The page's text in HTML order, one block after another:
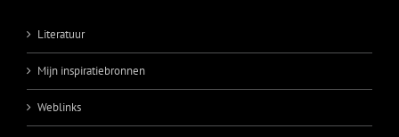
Literatuur
Mijn inspiratiebronnen
Weblinks